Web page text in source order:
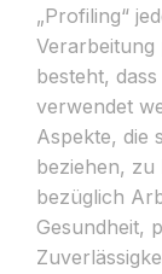
„Profiling“
Verarbeitung
besteht,
verwendet
Aspekte, die
beziehen, zu
bezüglich
Gesundheit,